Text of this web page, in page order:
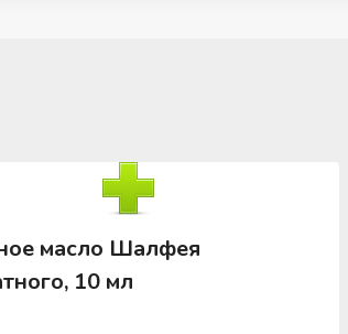
масло Шалфея
10 мл